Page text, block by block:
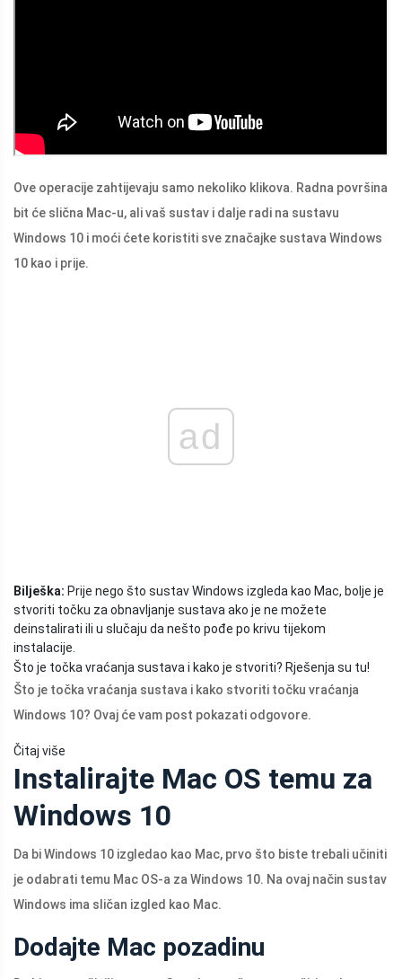
Ove operacije zahtijevaju samo nekoliko klikova. Radna površina
bit će slična Mac-u, ali vaš sustav i dalje radi na sustavu
Windows 10 i moći ćete koristiti sve značajke sustava Windows
10 kao i prije.
ad
Bilješka: Prije nego što sustav Windows izgleda kao Mac, bolje je
stvoriti točku za obnavljanje sustava ako je ne možete
deinstalirati ili u slučaju da nešto pođe po krivu tijekom
instalacije.
Što je točka vraćanja sustava i kako je stvoriti? Rješenja su tu!
Što je točka vraćanja sustava i kako stvoriti točku vraćanja
Windows 10? Ovaj će vam post pokazati odgovore.
Čitaj više
Instalirajte Mac OS temu za
Windows 10
Da bi Windows 10 izgledao kao Mac, prvo što biste trebali učiniti
je odabrati temu Mac OS-a za Windows 10. Na ovaj način sustav
Windows ima sličan izgled kao Mac.
Dodajte Mac pozadinu